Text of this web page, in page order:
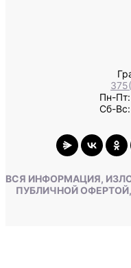
Пн-
Сб-
ВСЯ ИНФОРМАЦИЯ,
ПУБЛИЧНОЙ